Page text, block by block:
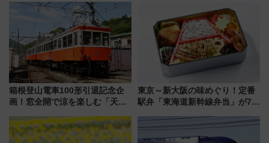
【新築マンション人気ランキン
箱根登山電車100形引退記念企
画！窓全開で涼を楽しむ「天然
発売
東京～新大阪の味めぐり！定番
駅弁「東海道新幹線弁当」が7月